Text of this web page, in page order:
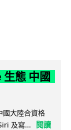
態 中國
大陸合資格
及寫...
閱讀